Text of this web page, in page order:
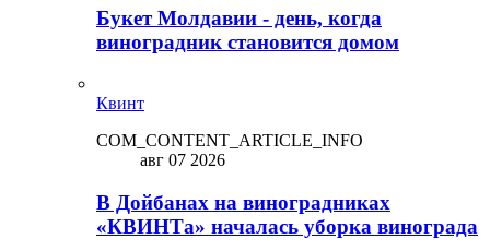
Букет Молдавии - день, когда
виноградник становится домом
Квинт
COM_CONTENT_ARTICLE_INFO
авг 07 2026
В Дойбанах на виноградниках
«КВИНТа» началась уборка винограда